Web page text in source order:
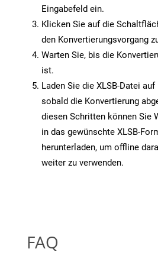
Eingabefeld ein.
Klicken Sie auf die
den Konvertierungsvorgang
Warten Sie, bis die
ist.
Laden Sie die XLSB-Datei
sobald die Konvertierung
diesen Schritten können Sie
in das gewünschte XLSB-
herunterladen, um offline
weiter zu verwenden.
FAQ